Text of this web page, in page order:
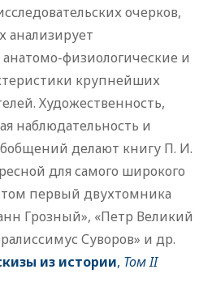
очерков,
анализирует
анатомо-физиологические и
крупнейших
Художественность,
наблюдательность и
делают книгу П. И.
для самого широкого
том первый двухтомника
Грозный», «Петр Великий
Суворов» и др.
из истории, Том II